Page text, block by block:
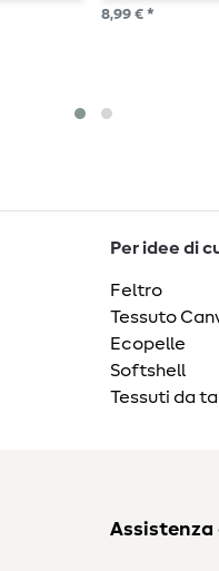
8,99 € *
Per idee di
Feltro
Tessuto
Ecopelle
Softshell
Tessuti da